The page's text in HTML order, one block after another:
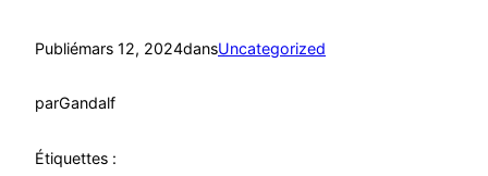
Publiémars 12, 2024dansUncategorized
parGandalf
Étiquettes :